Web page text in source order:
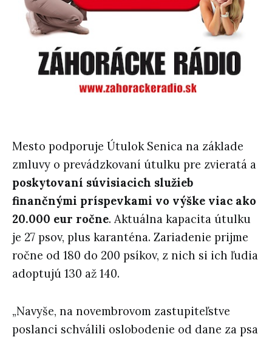
Mesto podporuje Útulok Senica na základe
zmluvy o prevádzkovaní útulku pre zvieratá a
poskytovaní súvisiacich služieb
finančnými príspevkami vo výške viac ako
20.000 eur ročne. Aktuálna kapacita útulku
je 27 psov, plus karanténa. Zariadenie prijme
ročne od 180 do 200 psíkov, z nich si ich ľudia
adoptujú 130 až 140.
„Navyše, na novembrovom zastupiteľstve
poslanci schválili oslobodenie od dane za psa